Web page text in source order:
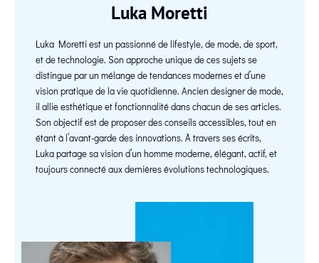
Luka Moretti
Luka Moretti est un passionné de lifestyle, de mode, de sport,
et de technologie. Son approche unique de ces sujets se
distingue par un mélange de tendances modernes et d’une
vision pratique de la vie quotidienne. Ancien designer de mode,
il allie esthétique et fonctionnalité dans chacun de ses articles.
Son objectif est de proposer des conseils accessibles, tout en
étant à l’avant-garde des innovations. À travers ses écrits,
Luka partage sa vision d’un homme moderne, élégant, actif, et
toujours connecté aux dernières évolutions technologiques.